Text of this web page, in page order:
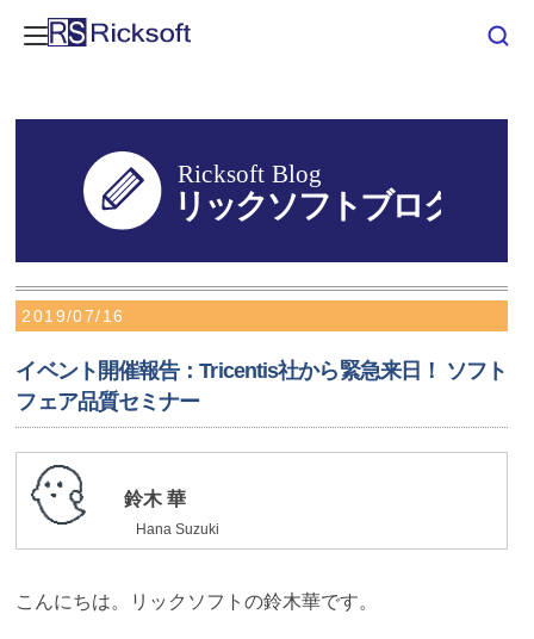
2019/07/16
イベント開催報告：Tricentis社から緊急来日！ ソフト
フェア品質セミナー
鈴木 華
Hana Suzuki
こんにちは。リックソフトの鈴木華です。